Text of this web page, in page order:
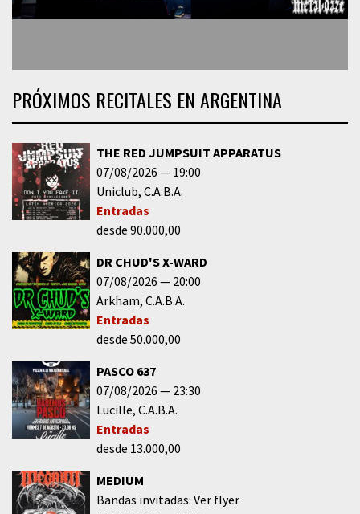
PRÓXIMOS RECITALES EN ARGENTINA
THE RED JUMPSUIT APPARATUS
07/08/2026
19:00
Uniclub C.A.B.A.
Entradas
desde 90.000,00
DR CHUD'S X-WARD
07/08/2026
20:00
Arkham C.A.B.A.
Entradas
desde 50.000,00
PASCO 637
07/08/2026
23:30
Lucille C.A.B.A.
Entradas
desde 13.000,00
MEDIUM
Bandas invitadas: Ver flyer